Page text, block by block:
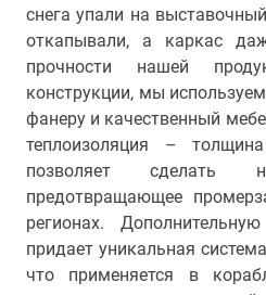
снега упали на
откапывали, а каркас
прочности нашей
конструкции, мы
фанеру и качественный
теплоизоляция –
позволяет сделать
предотвращающее
регионах.
придает уникальная
что применяется в